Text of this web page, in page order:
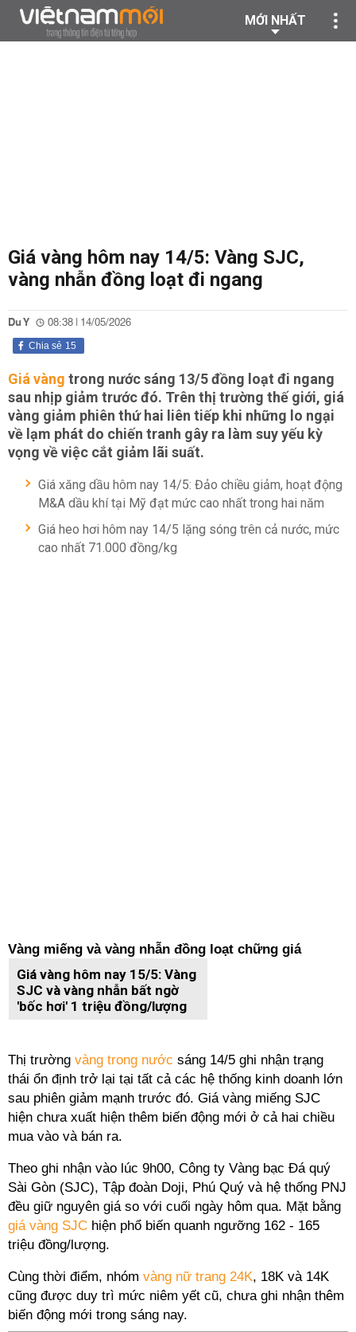
MỚI NHẤT
Giá vàng hôm nay 14/5: Vàng SJC,
vàng nhẫn đồng loạt đi ngang
Du Y 08:38 | 14/05/2026
15
Chia sẻ
Giá vàng trong nước sáng 13/5 đồng loạt đi ngang
sau nhịp giảm trước đó. Trên thị trường thế giới, giá
vàng giảm phiên thứ hai liên tiếp khi những lo ngại
về lạm phát do chiến tranh gây ra làm suy yếu kỳ
vọng về việc cắt giảm lãi suất.
Giá xăng dầu hôm nay 14/5: Đảo chiều giảm, hoạt động
M&A dầu khí tại Mỹ đạt mức cao nhất trong hai năm
Giá heo hơi hôm nay 14/5 lặng sóng trên cả nước, mức
cao nhất 71.000 đồng/kg
Vàng miếng và vàng nhẫn đồng loạt chững giá
Giá vàng hôm nay 15/5: Vàng
SJC và vàng nhẫn bất ngờ
'bốc hơi' 1 triệu đồng/lượng
Thị trường vàng trong nước sáng 14/5 ghi nhận trạng
thái ổn định trở lại tại tất cả các hệ thống kinh doanh lớn
sau phiên giảm mạnh trước đó. Giá vàng miếng SJC
hiện chưa xuất hiện thêm biến động mới ở cả hai chiều
mua vào và bán ra.
Theo ghi nhận vào lúc 9h00, Công ty Vàng bạc Đá quý
Sài Gòn (SJC), Tập đoàn Doji, Phú Quý và hệ thống PNJ
đều giữ nguyên giá so với cuối ngày hôm qua. Mặt bằng
giá vàng SJC hiện phổ biến quanh ngưỡng 162 - 165
triệu đồng/lượng.
Cùng thời điểm, nhóm vàng nữ trang 24K, 18K và 14K
cũng được duy trì mức niêm yết cũ, chưa ghi nhận thêm
biến động mới trong sáng nay.